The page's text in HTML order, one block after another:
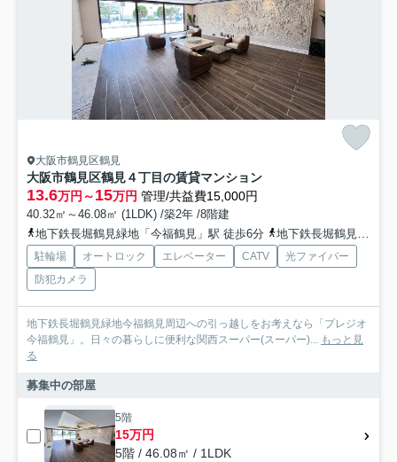
大阪市鶴見区鶴見
大阪市鶴見区鶴見４丁目の賃貸マンション
13.6万円～15万円 管理/共益費15,000円
40.32㎡～46.08㎡ (1LDK) /築2年 /8階建
地下鉄長堀鶴見緑地「今福鶴見」駅 徒歩6分
地下鉄長堀鶴見緑地「横堤」駅 徒歩15分
駐輪場 オートロック エレベーター CATV
光ファイバー
防犯カメラ
地下鉄長堀鶴見緑地今福鶴見周辺への引っ越しをお考えなら「プレジオ
今福鶴見」。日々の暮らしに便利な関西スーパー(スーパー)... もっと見
る
募集中の部屋
5階
15万円
5階 / 46.08㎡ / 1LDK